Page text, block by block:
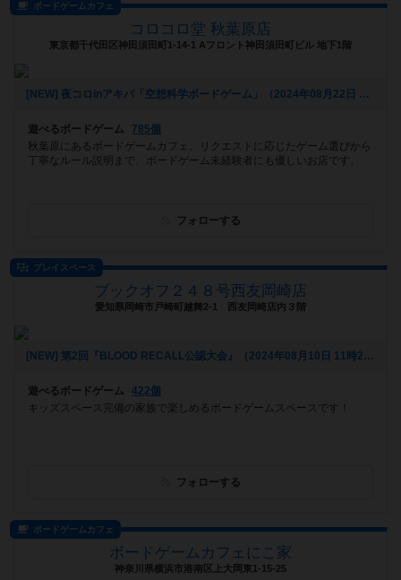
ボードゲームカフェ
コロコロ堂 秋葉原店
東京都千代田区神田須田町1-14-1 Aフロント神田須田町ビル 地下1階
[NEW] 夜コロinアキバ「空想科学ボードゲーム」（2024年08月22日 18時03分）
遊べるボードゲーム
785個
秋葉原にあるボードゲームカフェ。リクエストに応じたゲーム選びから
丁寧なルール説明まで、ボードゲーム未経験者にも優しいお店です。
フォローする
プレイスペース
ブックオフ２４８号西友岡崎店
愛知県岡崎市戸崎町越舞2-1 西友岡崎店内３階
[NEW] 第2回『BLOOD RECALL公認大会』（2024年08月10日 11時22分）
遊べるボードゲーム
422個
キッズスペース完備の家族で楽しめるボードゲームスペースです！
フォローする
ボードゲームカフェ
ボードゲームカフェにこ家
神奈川県横浜市港南区上大岡東1-15-25